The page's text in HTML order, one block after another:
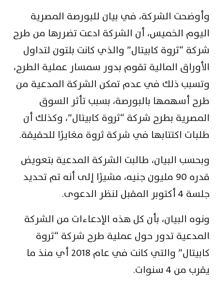
وأوضحت الشركة، في بيان للبورصة المصرية
اليوم الخميس، أن الشركة ادعت تضررها من طرح
شركة “ثروة كابيتال” والذي كانت بلتون لتداول
الأوراق المالية تقوم بدور سمسار عملية الطرح،
وتسبب ذلك في عدم تمكن الشركة المدعية من
طرح أسهمها بالبورصة، بسبب تأثر السوق
المصرية بطرح شركة “ثروة كابيتال”، وكذلك أن
طلبات اكتتابها في شركة ثروة مغايرًا للحقيقة.
وبحسب البيان، طالبت الشركة المدعية بتعويض
قدره 90 مليون جنيه، مشيرًا إلى أنه تم تحديد
جلسة 4 أكتوبر المقبل لنظر الدعوى.
ونوه البيان، بأن كل هذه الإدعاءات من الشركة
المدعية تدور حول عملية طرح شركة “ثروة
كابيتال” والتي كانت في عام 2018 أي منذ ما
يقرب من 4 سنوات.